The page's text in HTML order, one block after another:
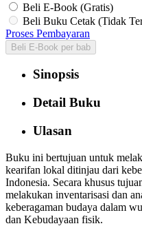
Beli E-Book (Gratis)
Beli Buku Cetak (Tidak
Proses Pembayaran
Beli E-Book per bab
Sinopsis
Detail Buku
Ulasan
Buku ini bertujuan untuk
kearifan lokal ditinjau dari
Indonesia. Secara khusus
melakukan inventarisasi dan
keberagaman budaya dalam
dan Kebudayaan fisik.